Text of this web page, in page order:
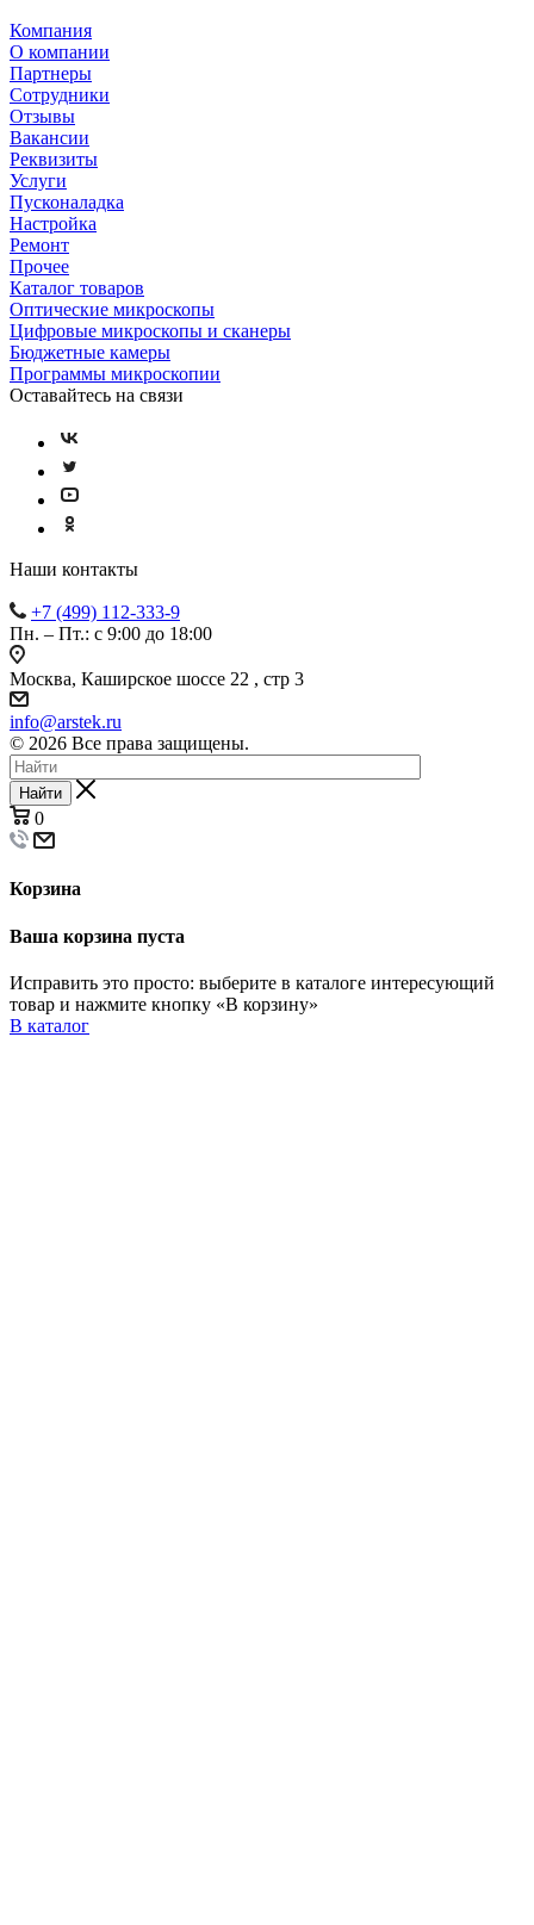
Компания
О компании
Партнеры
Сотрудники
Отзывы
Вакансии
Реквизиты
Услуги
Пусконаладка
Настройка
Ремонт
Прочее
Каталог товаров
Оптические микроскопы
Цифровые микроскопы и сканеры
Бюджетные камеры
Программы микроскопии
Оставайтесь на связи
Наши контакты
+7 (499) 112-333-9
Пн. – Пт.: с 9:00 до 18:00
Москва, Каширское шоссе 22 , стр 3
info@arstek.ru
© 2026 Все права защищены.
Найти
0
Корзина
Ваша корзина пуста
Исправить это просто: выберите в каталоге интересующий
товар и нажмите кнопку «В корзину»
В каталог